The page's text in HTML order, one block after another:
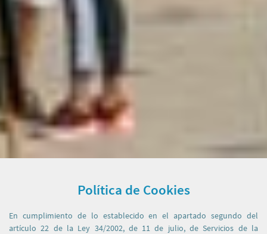
Política de Cookies
En cumplimiento de lo establecido en el apartado segundo del
artículo 22 de la Ley 34/2002, de 11 de julio, de Servicios de la